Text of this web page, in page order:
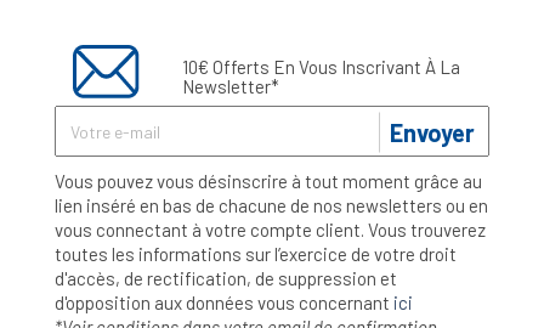
10€ Offerts En Vous Inscrivant À La
Newsletter*
Envoyer
Vous pouvez vous désinscrire à tout moment grâce au
lien inséré en bas de chacune de nos newsletters ou en
vous connectant à votre compte client. Vous trouverez
toutes les informations sur l’exercice de votre droit
d'accès, de rectification, de suppression et
d'opposition aux données vous concernant ici